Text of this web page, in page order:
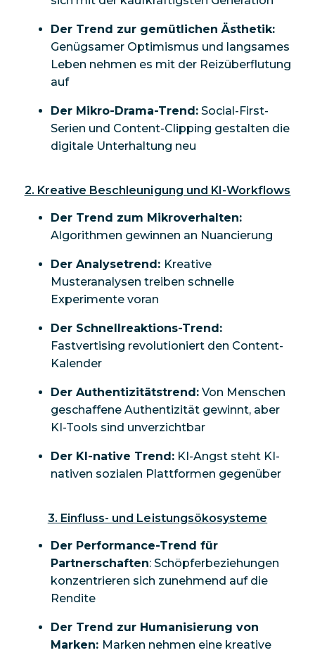
Der Trend zur gemütlichen Ästhetik:
Genügsamer Optimismus und langsames
Leben nehmen es mit der Reizüberflutung
auf
Der Mikro-Drama-Trend: Social-First-
Serien und Content-Clipping gestalten die
digitale Unterhaltung neu
2. Kreative Beschleunigung und KI-Workflows
Der Trend zum Mikroverhalten:
Algorithmen gewinnen an Nuancierung
Der Analysetrend: Kreative
Musteranalysen treiben schnelle
Experimente voran
Der Schnellreaktions-Trend:
Fastvertising revolutioniert den Content-
Kalender
Der Authentizitätstrend: Von Menschen
geschaffene Authentizität gewinnt, aber
KI-Tools sind unverzichtbar
Der KI-native Trend: KI-Angst steht KI-
nativen sozialen Plattformen gegenüber
3. Einfluss- und Leistungsökosysteme
Der Performance-Trend für
Partnerschaften: Schöpferbeziehungen
konzentrieren sich zunehmend auf die
Rendite
Der Trend zur Humanisierung von
Marken: Marken nehmen eine kreative